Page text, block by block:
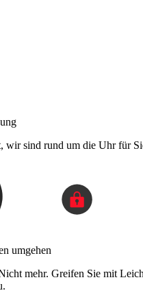
wir sind rund um die Uhr für
umgehen
mehr. Greifen Sie mit